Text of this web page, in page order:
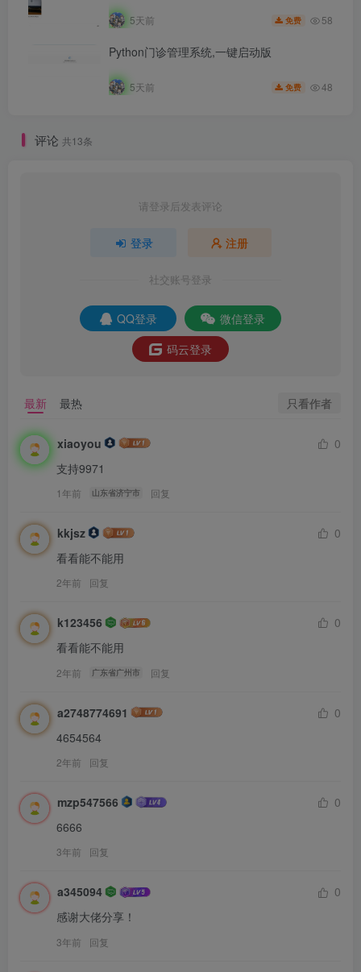
5天前 免费 58
Python门诊管理系统,一键启动版
5天前 免费 48
评论 共13条
请登录后发表评论
登录 注册
社交账号登录
QQ登录
微信登录
码云登录
最新 最热 只看作者
xiaoyou
0
支持9971
1年前 山东省济宁市 回复
kkjsz
0
看看能不能用
2年前 回复
k123456
0
看看能不能用
2年前 广东省广州市 回复
a2748774691
0
4654564
2年前 回复
mzp547566
0
6666
3年前 回复
a345094
0
感谢大佬分享！
3年前 回复